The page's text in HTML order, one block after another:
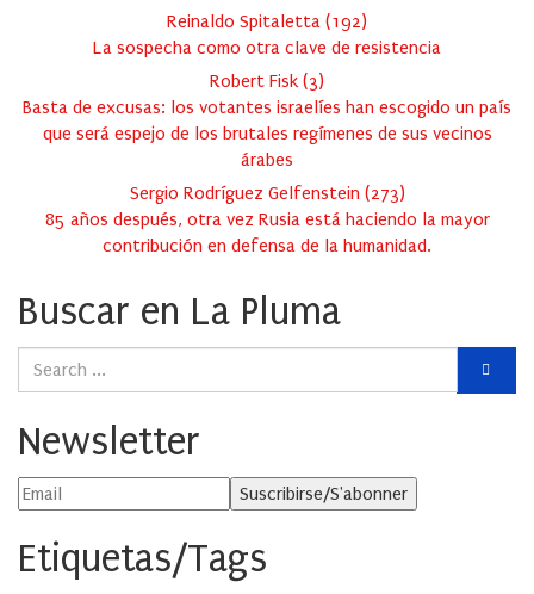
Reinaldo Spitaletta (192)
La sospecha como otra clave de resistencia
Robert Fisk (3)
Basta de excusas: los votantes israelíes han escogido un país
que será espejo de los brutales regímenes de sus vecinos
árabes
Sergio Rodríguez Gelfenstein (273)
85 años después, otra vez Rusia está haciendo la mayor
contribución en defensa de la humanidad.
Buscar en La Pluma
Newsletter
Etiquetas/Tags